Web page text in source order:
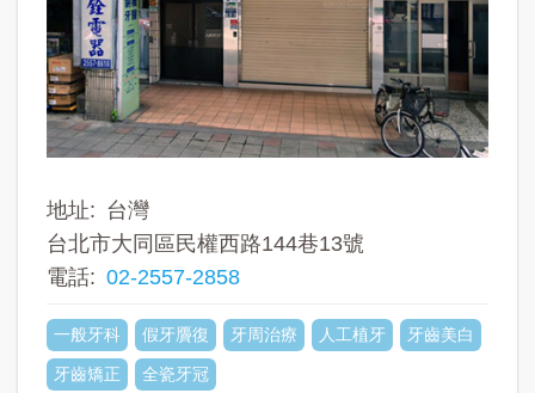
地址
台灣
台北市大同區民權西路144巷13號
電話
02-2557-2858
一般牙科 假牙贗復 牙周治療 人工植牙 牙齒美白
牙齒矯正 全瓷牙冠